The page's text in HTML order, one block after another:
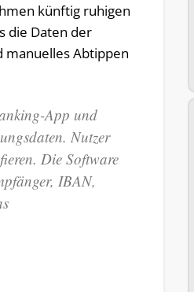
künftig ruhigen
die Daten der
manuelles Abtippen
App und
Nutzer
Die Software
IBAN,